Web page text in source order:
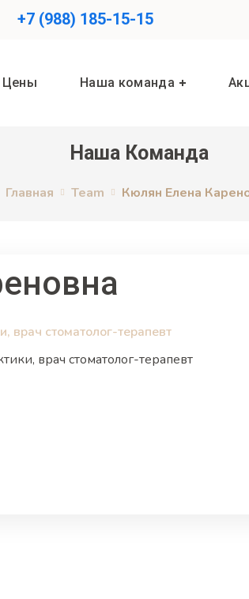
+7 (988) 185-15-15
Цены Наша команда
Наша Команда
Главная Team Кюлян Елена
врач стоматолог-терапевт
врач стоматолог-терапевт